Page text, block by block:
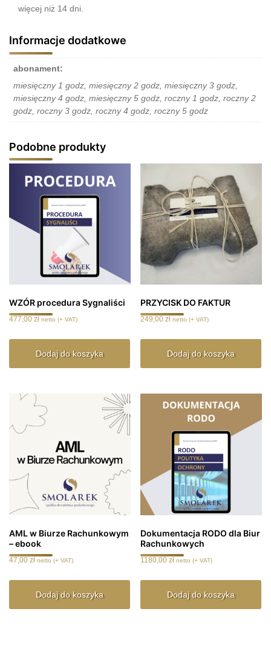
więcej niż 14 dni.
Informacje dodatkowe
abonament:
miesięczny 1 godz, miesięczny 2 godz, miesięczny 3 godz,
miesięczny 4 godz, miesięczny 5 godz, roczny 1 godz, roczny 2
godz, roczny 3 godz, roczny 4 godz, roczny 5 godz
Podobne produkty
WZÓR procedura Sygnaliści
477,00 zł netto (+ VAT)
Dodaj do koszyka
PRZYCISK DO FAKTUR
249,00zł netto (+ VAT)
Dodaj do koszyka
AML w Biurze Rachunkowym
– ebook
47,00 zł netto (+ VAT)
Dodaj do koszyka
Dokumentacja RODO dla Biur
Rachunkowych
1180,00zł netto (+ VAT)
Dodaj do koszyka